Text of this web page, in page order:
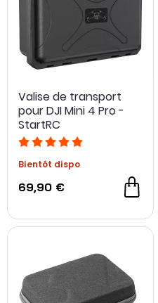
Valise de transport
pour DJI Mini 4 Pro -
StartRC
Bientôt dispo
69,90 €